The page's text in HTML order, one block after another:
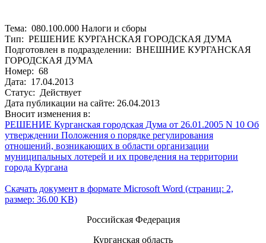
Тема: 080.100.000 Налоги и сборы
Тип: РЕШЕНИЕ КУРГАНСКАЯ ГОРОДСКАЯ ДУМА
Подготовлен в подразделении: ВНЕШНИЕ КУРГАНСКАЯ
ГОРОДСКАЯ ДУМА
Номер: 68
Дата: 17.04.2013
Статус: Действует
Дата публикации на сайте: 26.04.2013
Вносит изменения в:
РЕШЕНИЕ Курганская городская Дума от 26.01.2005 N 10 Об
утверждении Положения о порядке регулирования
отношений, возникающих в области организации
муниципальных лотерей и их проведения на территории
города Кургана
Скачать документ в формате Microsoft Word (страниц: 2,
размер: 36.00 KB)
Российская Федерация
Курганская область